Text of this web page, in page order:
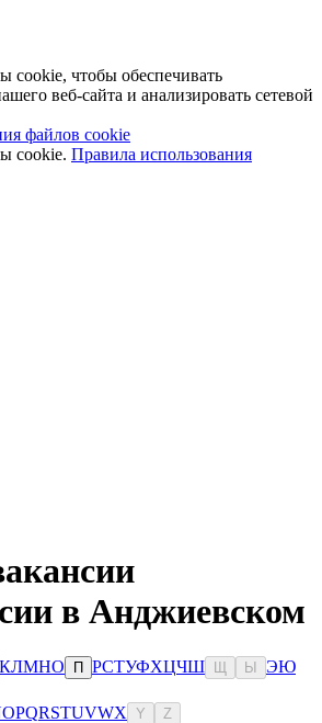
cookie, чтобы обеспечивать
веб-сайта и анализировать сетевой
файлов cookie
cookie. Правила использования
в Анджиевском
КЛМНО П РСТУФХЦЧШ Ы ЭЮ
OPQRSTUVWX Y Z